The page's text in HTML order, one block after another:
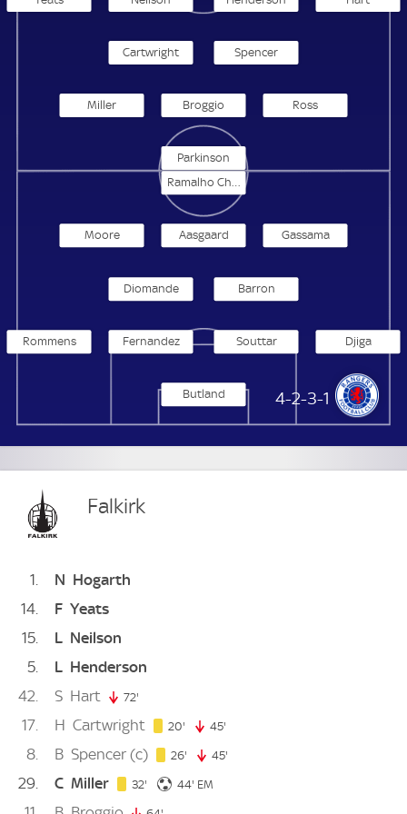
Cartwright Spencer
Miller Broggio Ross
Parkinson
Glasgow Rangers
4-2-3-1
Butland
Djiga
Souttar
Fernandez
Rommens
Barron
Diomande
Gassama
Aasgaard
Moore
Ramalho Chermiti
Falkirk
1 N Hogarth
14
F Yeats
15
L Neilson
5
L Henderson
42
S Hart 72'
17 H Cartwright 20' 20. minute
45'
8 B Spencer (c) 26' 26. minute
45'
29 C Miller 32' 32. minute
44' 44. minute
EM